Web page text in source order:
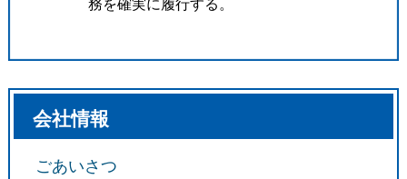
務を確実に履行する。
会社情報
ごあいさつ